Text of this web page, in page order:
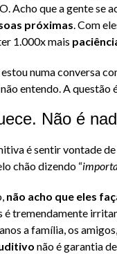
Acho que a gente se
próximas . Com
1.000x mais
numa conversa
entendo. A
Não é
é sentir vontade
chão dizendo “
não acho que eles
é tremendamente
a família, os
não é garantia